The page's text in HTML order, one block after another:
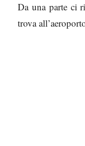
Da una parte ci
trova